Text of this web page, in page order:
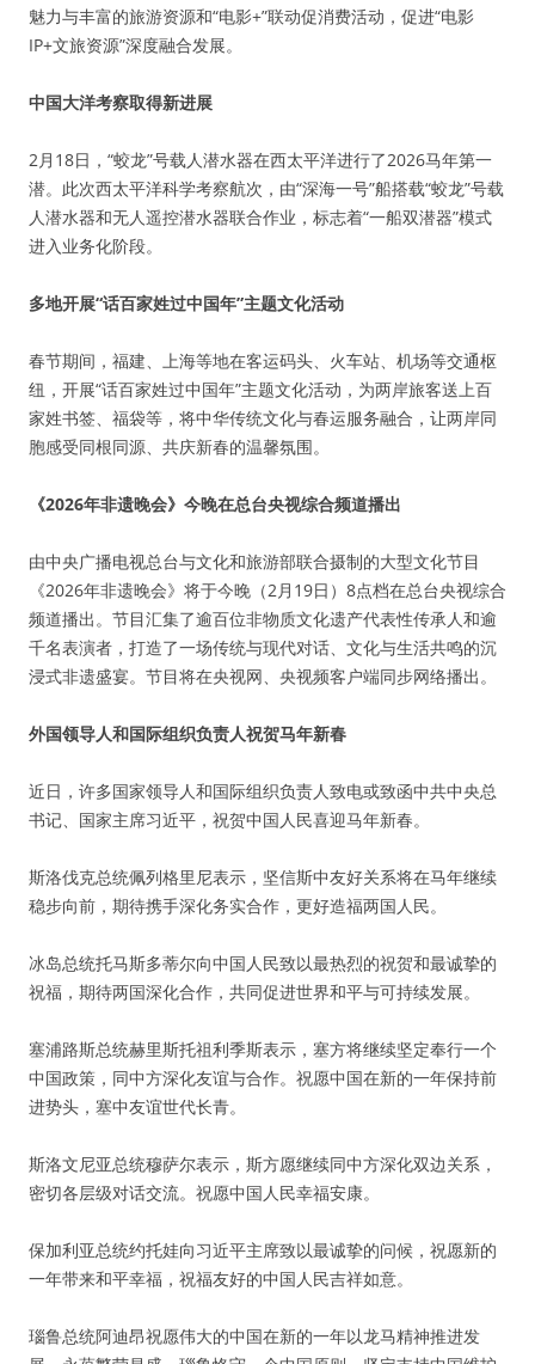
魅力与丰富的旅游资源和“电影+”联动促消费活动，促进“电影
IP+文旅资源”深度融合发展。
中国大洋考察取得新进展
2月18日，“蛟龙”号载人潜水器在西太平洋进行了2026马年第一
潜。此次西太平洋科学考察航次，由“深海一号”船搭载“蛟龙”号载
人潜水器和无人遥控潜水器联合作业，标志着“一船双潜器”模式
进入业务化阶段。
多地开展“话百家姓过中国年”主题文化活动
春节期间，福建、上海等地在客运码头、火车站、机场等交通枢
纽，开展“话百家姓过中国年”主题文化活动，为两岸旅客送上百
家姓书签、福袋等，将中华传统文化与春运服务融合，让两岸同
胞感受同根同源、共庆新春的温馨氛围。
《2026年非遗晚会》今晚在总台央视综合频道播出
由中央广播电视总台与文化和旅游部联合摄制的大型文化节目
《2026年非遗晚会》将于今晚（2月19日）8点档在总台央视综合
频道播出。节目汇集了逾百位非物质文化遗产代表性传承人和逾
千名表演者，打造了一场传统与现代对话、文化与生活共鸣的沉
浸式非遗盛宴。节目将在央视网、央视频客户端同步网络播出。
外国领导人和国际组织负责人祝贺马年新春
近日，许多国家领导人和国际组织负责人致电或致函中共中央总
书记、国家主席习近平，祝贺中国人民喜迎马年新春。
斯洛伐克总统佩列格里尼表示，坚信斯中友好关系将在马年继续
稳步向前，期待携手深化务实合作，更好造福两国人民。
冰岛总统托马斯多蒂尔向中国人民致以最热烈的祝贺和最诚挚的
祝福，期待两国深化合作，共同促进世界和平与可持续发展。
塞浦路斯总统赫里斯托祖利季斯表示，塞方将继续坚定奉行一个
中国政策，同中方深化友谊与合作。祝愿中国在新的一年保持前
进势头，塞中友谊世代长青。
斯洛文尼亚总统穆萨尔表示，斯方愿继续同中方深化双边关系，
密切各层级对话交流。祝愿中国人民幸福安康。
保加利亚总统约托娃向习近平主席致以最诚挚的问候，祝愿新的
一年带来和平幸福，祝福友好的中国人民吉祥如意。
瑙鲁总统阿迪昂祝愿伟大的中国在新的一年以龙马精神推进发